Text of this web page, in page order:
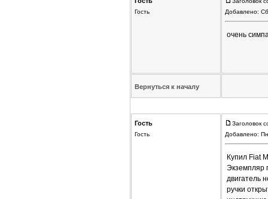
Гость
Добавлено:
очень
Вернуться к началу
Гость
Гость
Заголовок
Добавлено:
Купил Fiat
Экземпляр
двигатель
ручки